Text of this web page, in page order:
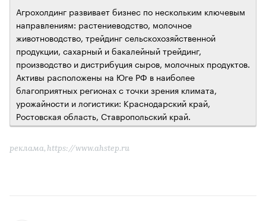
Агрохолдинг развивает бизнес по нескольким ключевым
направлениям: растениеводство, молочное
животноводство, трейдинг сельскохозяйственной
продукции, сахарный и бакалейный трейдинг,
производство и дистрибуция сыров, молочных продуктов.
Активы расположены на Юге РФ в наиболее
благоприятных регионах с точки зрения климата,
урожайности и логистики: Краснодарский край,
Ростовская область, Ставропольский край.
реклама, https://www.ahstep.ru